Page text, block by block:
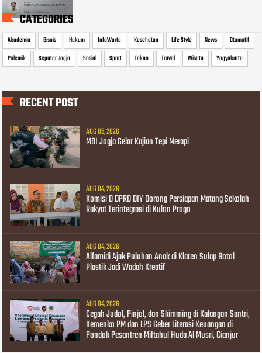
CATEGORIES
Akademia Bisnis Hukum InfoWarta Kesehatan Life Style News
Otomotif
Polemik
Seputar Jogja Sosial Sport Tekno Travel Wisata Yogyakarta
RECENT POST
AUG 05, 2026
MBI Jogja Gelar Kajian Tepi Merapi
AUG 04, 2026
Komisi D DPRD DIY Dorong Persiapan Matang Sekolah
Rakyat Terintegrasi di Kulon Progo
AUG 04, 2026
Alfamidi Ajak Puluhan Anak di Klaten Sulap Botol
Plastik Jadi Wadah Kreatif
AUG 04, 2026
Cegah Judol, Pinjol, dan Skimming di Kalangan Santri,
Kemenko PM dan LPS Geber Literasi Keuangan di
Pondok Pesantren Miftahul Huda Al Musri, Cianjur